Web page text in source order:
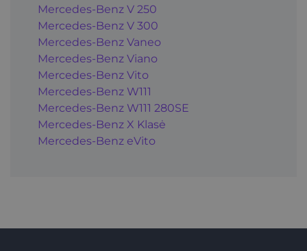
Mercedes-Benz V 250
Mercedes-Benz V 300
Mercedes-Benz Vaneo
Mercedes-Benz Viano
Mercedes-Benz Vito
Mercedes-Benz W111
Mercedes-Benz W111 280SE
Mercedes-Benz X Klasė
Mercedes-Benz eVito